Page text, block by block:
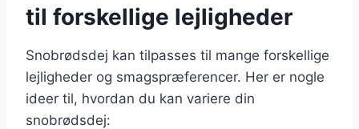
til forskellige lejligheder
Snobrødsdej kan tilpasses til mange forskellige
lejligheder og smagspræferencer. Her er nogle
ideer til, hvordan du kan variere din
snobrødsdej: